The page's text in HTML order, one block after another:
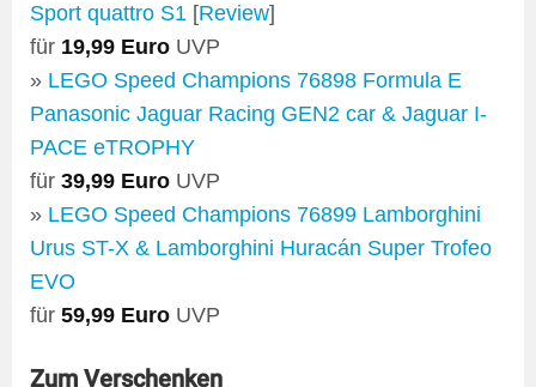
Sport quattro S1 [Review]
für 19,99 Euro UVP
» LEGO Speed Champions 76898 Formula E
Panasonic Jaguar Racing GEN2 car & Jaguar I-
PACE eTROPHY
für 39,99 Euro UVP
» LEGO Speed Champions 76899 Lamborghini
Urus ST-X & Lamborghini Huracán Super Trofeo
EVO
für 59,99 Euro UVP
Zum Verschenken